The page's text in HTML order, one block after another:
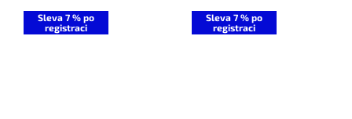
který stimuluje...
Sleva 7 % po
registraci
Sleva 7 % po
registraci